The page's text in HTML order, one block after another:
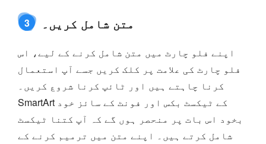
3 متن شامل کریں۔
اپنے فلو چارٹ میں متن شامل کرنے کے لیے، اس
فلو چارٹ کی علامت پر کلک کریں جسے آپ استعمال
کرنا چاہتے ہیں اور ٹائپ کرنا شروع کریں۔
SmartArt کے ٹیکسٹ بکس اور فونٹ کے سائز خود
بخود اس بات پر منحصر ہوں گے کہ آپ کتنا ٹیکسٹ
شامل کرتے ہیں۔ اپنے متن میں ترمیم کرنے کے